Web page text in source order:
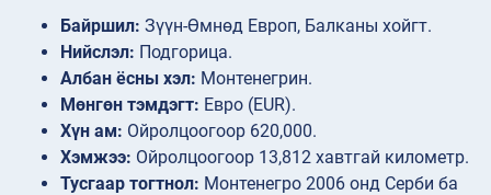
Байршил: Зүүн-Өмнөд Европ, Балканы хойгт.
Нийслэл: Подгорица.
Албан ёсны хэл: Монтенегрин.
Мөнгөн тэмдэгт: Евро (EUR).
Хүн ам: Ойролцоогоор 620,000.
Хэмжээ: Ойролцоогоор 13,812 хавтгай километр.
Тусгаар тогтнол: Монтенегро 2006 онд Серби ба